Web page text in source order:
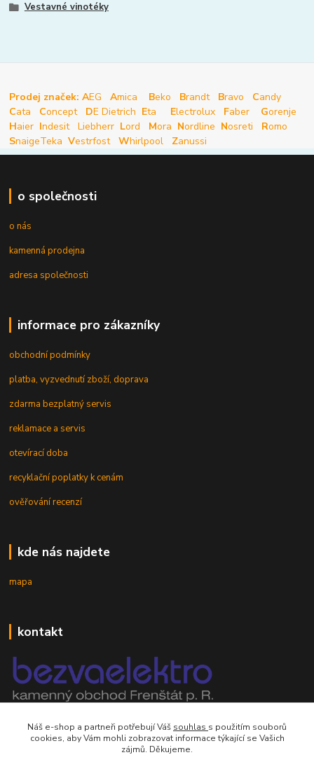
Vestavné vinotéky
Prodej značek: AEG Amica Beko Brandt Bravo Candy
Cata Concept DE Dietrich Eta Electrolux Faber Gorenje
Haier Indesit Liebherr Lord Mora Nordline Nosreti Romo
SnaigeTeka Vestrfost Whirlpool Zanussi
o společnosti
o nás
kamenná prodejna
adresa společnosti
informace pro zákazníky
obchodní podmínky
platba, vyzvednutí zboží, doprava
zdarma bezplatný servis
reklamace a servis
otevírací doba
recyklační poplatky k cenám
ověřování recenzí
kde nás najdete
mapa
kontakt
mobil 605 268 512
Po-Pá, 8-16 hod.
Náš e-shop a partneři potřebují Váš souhlas s použitím souborů
cookies, aby Vám mohli zobrazovat informace týkající se Vašich
zájmů. Děkujeme.